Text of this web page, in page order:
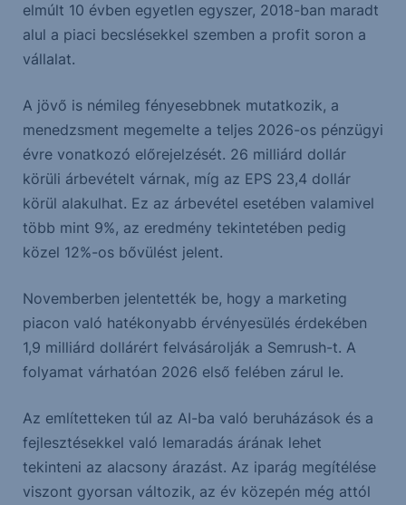
elmúlt 10 évben egyetlen egyszer, 2018-ban maradt
alul a piaci becslésekkel szemben a profit soron a
vállalat.
A jövő is némileg fényesebbnek mutatkozik, a
menedzsment megemelte a teljes 2026-os pénzügyi
évre vonatkozó előrejelzését. 26 milliárd dollár
körüli árbevételt várnak, míg az EPS 23,4 dollár
körül alakulhat. Ez az árbevétel esetében valamivel
több mint 9%, az eredmény tekintetében pedig
közel 12%-os bővülést jelent.
Novemberben jelentették be, hogy a marketing
piacon való hatékonyabb érvényesülés érdekében
1,9 milliárd dollárért felvásárolják a Semrush-t. A
folyamat várhatóan 2026 első felében zárul le.
Az említetteken túl az AI-ba való beruházások és a
fejlesztésekkel való lemaradás árának lehet
tekinteni az alacsony árazást. Az iparág megítélése
viszont gyorsan változik, az év közepén még attól